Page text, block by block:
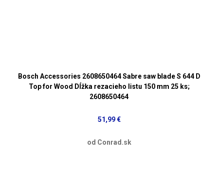
Bosch Accessories 2608650464 Sabre saw blade S 644 D
Top for Wood Dĺžka rezacieho listu 150 mm 25 ks;
2608650464
51,99 €
od Conrad.sk